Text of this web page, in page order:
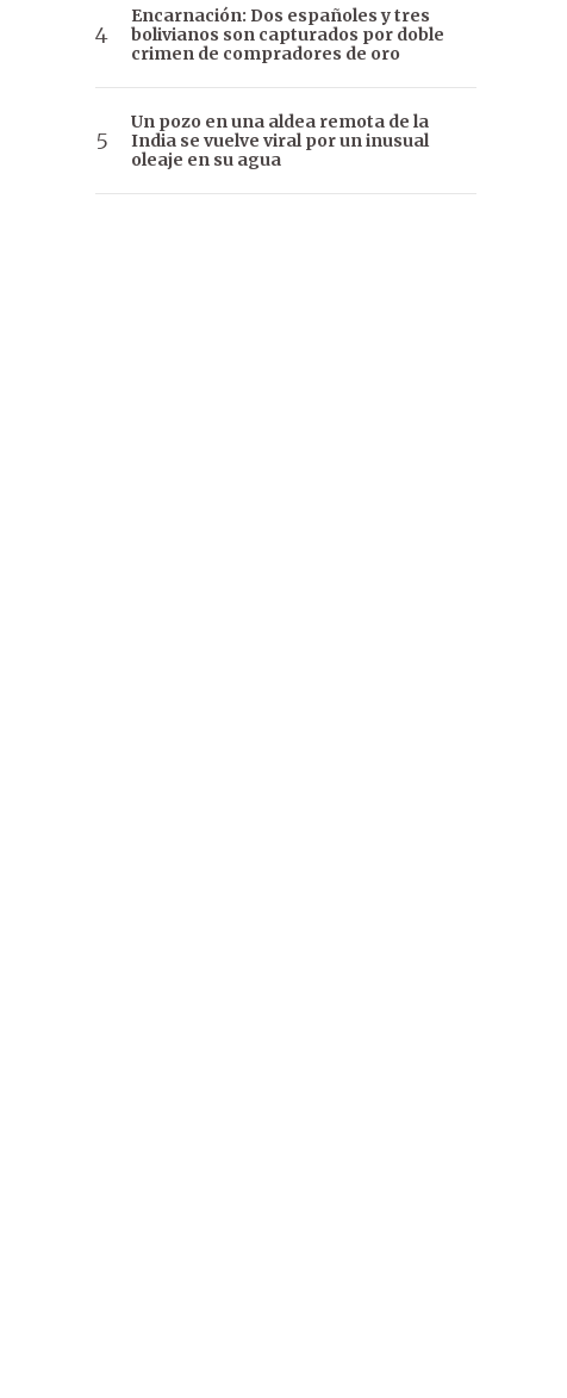
Encarnación: Dos españoles y tres
bolivianos son capturados por doble
crimen de compradores de oro
Un pozo en una aldea remota de la
India se vuelve viral por un inusual
oleaje en su agua